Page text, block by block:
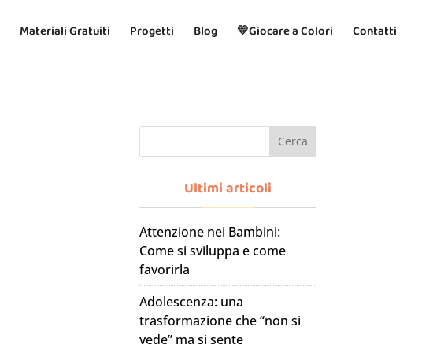
Materiali Gratuiti Progetti Blog 💛Giocare a Colori Contatti
Cerca
Ultimi articoli
Attenzione nei Bambini:
Come si sviluppa e come
favorirla
Adolescenza: una
trasformazione che “non si
vede” ma si sente